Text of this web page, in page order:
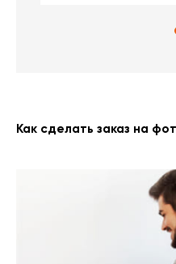
Как сделать заказ на